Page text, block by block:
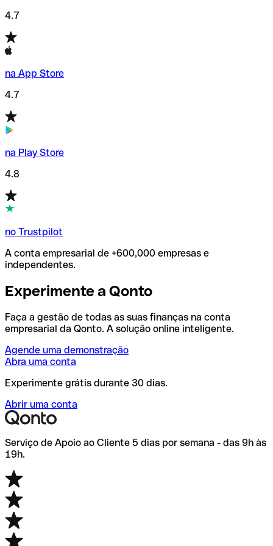
4.7
na App Store
4.7
na Play Store
4.8
no Trustpilot
A conta empresarial de +600,000 empresas e
independentes.
Experimente a Qonto
Faça a gestão de todas as suas finanças na conta
empresarial da Qonto. A solução online inteligente.
Agende uma demonstração
Abra uma conta
Experimente grátis durante 30 dias.
Abrir uma conta
Serviço de Apoio ao Cliente 5 dias por semana - das 9h às
19h.